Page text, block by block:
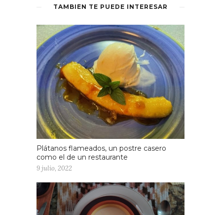
TAMBIÉN TE PUEDE INTERESAR
Plátanos flameados, un postre casero
como el de un restaurante
9 julio, 2022